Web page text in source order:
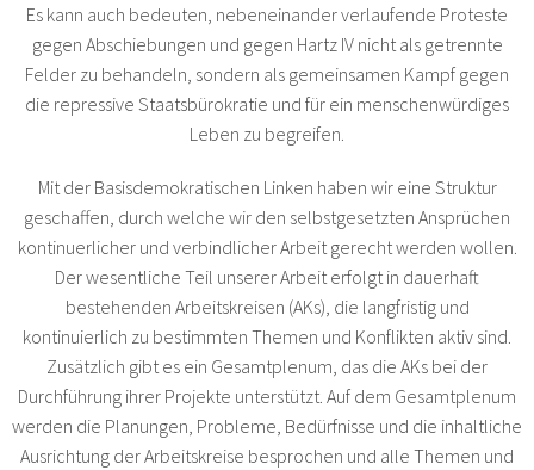
Es kann auch bedeuten, nebeneinander verlaufende Proteste
gegen Abschiebungen und gegen Hartz IV nicht als getrennte
Felder zu behandeln, sondern als gemeinsamen Kampf gegen
die repressive Staatsbürokratie und für ein menschenwürdiges
Leben zu begreifen.
Mit der Basisdemokratischen Linken haben wir eine Struktur
geschaffen, durch welche wir den selbstgesetzten Ansprüchen
kontinuerlicher und verbindlicher Arbeit gerecht werden wollen.
Der wesentliche Teil unserer Arbeit erfolgt in dauerhaft
bestehenden Arbeitskreisen (AKs), die langfristig und
kontinuierlich zu bestimmten Themen und Konflikten aktiv sind.
Zusätzlich gibt es ein Gesamtplenum, das die AKs bei der
Durchführung ihrer Projekte unterstützt. Auf dem Gesamtplenum
werden die Planungen, Probleme, Bedürfnisse und die inhaltliche
Ausrichtung der Arbeitskreise besprochen und alle Themen und